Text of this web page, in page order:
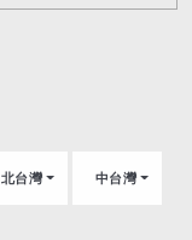
北台灣 中台灣